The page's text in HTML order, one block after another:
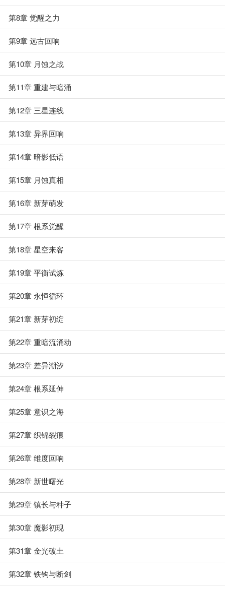
第8章 觉醒之力
第9章 远古回响
第10章 月蚀之战
第11章 重建与暗涌
第12章 三星连线
第13章 异界回响
第14章 暗影低语
第15章 月蚀真相
第16章 新芽萌发
第17章 根系觉醒
第18章 星空来客
第19章 平衡试炼
第20章 永恒循环
第21章 新芽初绽
第22章 重暗流涌动
第23章 差异潮汐
第24章 根系延伸
第25章 意识之海
第27章 织锦裂痕
第26章 维度回响
第28章 新世曙光
第29章 镇长与种子
第30章 魔影初现
第31章 金光破土
第32章 铁钩与断剑